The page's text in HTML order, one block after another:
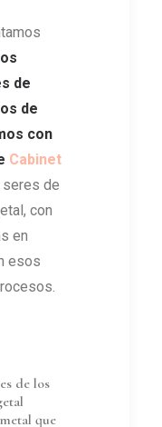
de
de
con
Cabinet
de
con
en
esos
de los
que